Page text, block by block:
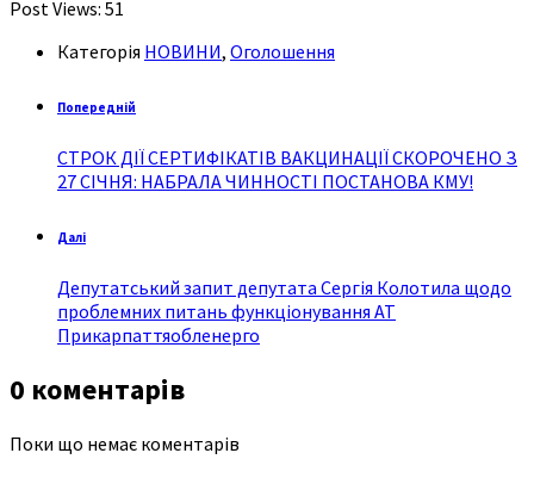
Post Views: 51
Категорія НОВИНИ, Оголошення
Попередній
СТРОК ДІЇ СЕРТИФІКАТІВ ВАКЦИНАЦІЇ СКОРОЧЕНО З
27 СІЧНЯ: НАБРАЛА ЧИННОСТІ ПОСТАНОВА КМУ!
Далі
Депутатський запит депутата Сергія Колотила щодо
проблемних питань функціонування АТ
Прикарпаттяобленерго
0 коментарів
Поки що немає коментарів